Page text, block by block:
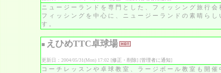
ニュージーランドを専門とした、フィッシング旅行
フィッシングを中心に、ニュージーランドの素晴ら
す。
■ えひめTTC卓球場
更新日：2004/05/31(Mon) 17:02 [修正・削除] [管理者に通知]
コーチレッスンや卓球教室、ラージボール教室も開